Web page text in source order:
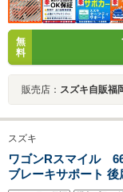
無
料
販売店： スズキ自販福
スズキ
ワゴンRスマイル
ブレーキサポート
ドランプ アダプティ